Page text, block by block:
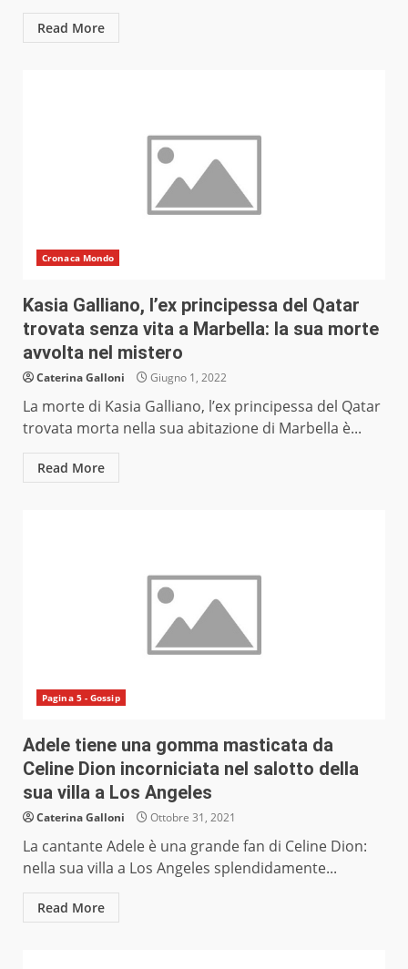
Read More
Cronaca Mondo
Kasia Galliano, l’ex principessa del Qatar
trovata senza vita a Marbella: la sua morte
avvolta nel mistero
Caterina Galloni Giugno 1, 2022
La morte di Kasia Galliano, l’ex principessa del Qatar
trovata morta nella sua abitazione di Marbella è...
Read More
Pagina 5 - Gossip
Adele tiene una gomma masticata da
Celine Dion incorniciata nel salotto della
sua villa a Los Angeles
Caterina Galloni Ottobre 31, 2021
La cantante Adele è una grande fan di Celine Dion:
nella sua villa a Los Angeles splendidamente...
Read More